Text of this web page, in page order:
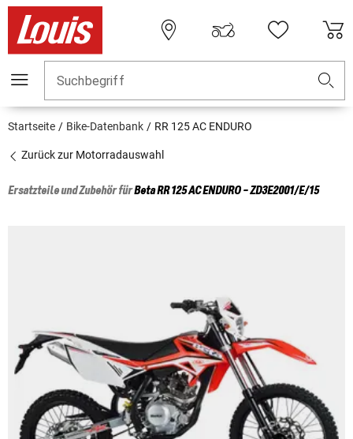
Suchbegriff
Startseite Bike-Datenbank RR 125 AC ENDURO
Zurück zur Motorradauswahl
Ersatzteile und Zubehör fürBetaRR 125 AC ENDURO - ZD3E2001/E/15